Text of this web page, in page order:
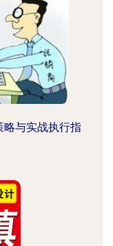
略与实战执行指